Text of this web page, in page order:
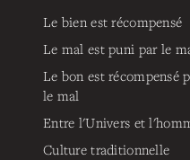
Le bien est récompensé
Le mal est puni par le
Le bon est récompensé
le mal
Entre l'Univers et
Culture traditionnelle